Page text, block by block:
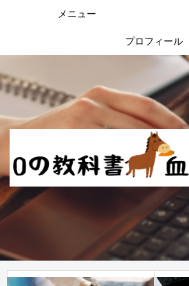
メニュー
プロフィール